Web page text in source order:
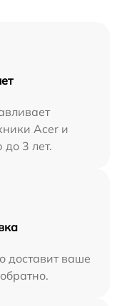
Acer и
до 3 лет.
доставит ваше